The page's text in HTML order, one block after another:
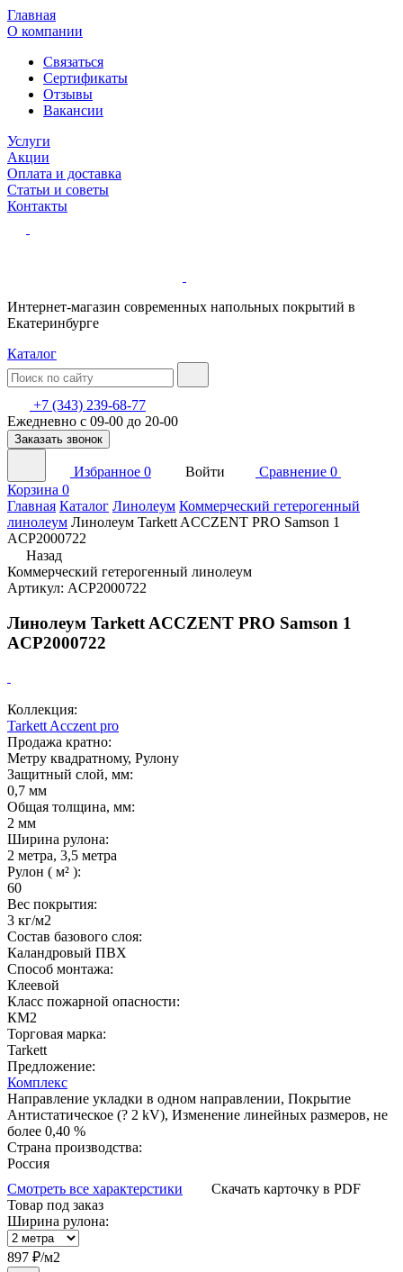
Главная
О компании
Связаться
Сертификаты
Отзывы
Вакансии
Услуги
Акции
Оплата и доставка
Статьи и советы
Контакты
Интернет-магазин современных напольных покрытий в
Екатеринбурге
Каталог
+7 (343) 239-68-77
Ежедневно с 09-00 до 20-00
Заказать звонок
Избранное 0 Войти Сравнение 0
Корзина 0
Главная Каталог Линолеум Коммерческий гетерогенный
линолеум Линолеум Tarkett ACCZENT PRO Samson 1
ACP2000722
Назад
Коммерческий гетерогенный линолеум
Артикул: ACP2000722
Линолеум Tarkett ACCZENT PRO Samson 1
ACP2000722
Коллекция:
Tarkett Acczent pro
Продажа кратно:
Метру квадратному, Рулону
Защитный слой, мм:
0,7 мм
Общая толщина, мм:
2 мм
Ширина рулона:
2 метра, 3,5 метра
Рулон ( м² ):
60
Вес покрытия:
3 кг/м2
Состав базового слоя:
Каландровый ПВХ
Способ монтажа:
Клеевой
Класс пожарной опасности:
КМ2
Торговая марка:
Tarkett
Предложение:
Комплекс
Направление укладки в одном направлении, Покрытие
Антистатическое (? 2 kV), Изменение линейных размеров, не
более 0,40 %
Страна производства:
Россия
Смотреть все характерстики
Скачать карточку в PDF
Товар под заказ
Ширина рулона:
897 ₽/м2